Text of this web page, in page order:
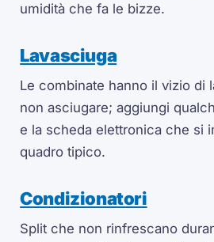
umidità che fa le bizze.
Lavasciuga
Le combinate hanno il vizio di
non asciugare; aggiungi
e la scheda elettronica che si
quadro tipico.
Condizionatori
Split che non rinfrescano